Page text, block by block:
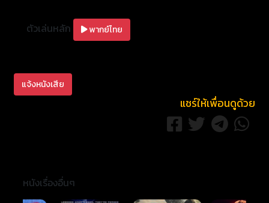
ตัวเล่นหลัก พากย์ไทย
แจ้งหนังเสีย
แชร์ให้เพื่อนดูด้วย
หนังเรื่องอื่นๆ